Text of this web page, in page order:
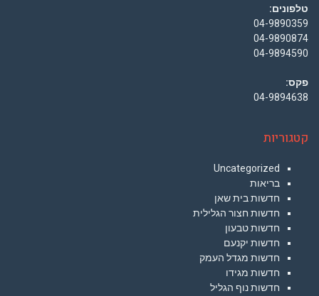
טלפונים:
04-9890359
04-9890874
04-9894590
פקס:
04-9894638
קטגוריות
Uncategorized
בריאות
חדשות בית שאן
חדשות חצור הגלילית
חדשות טבעון
חדשות יקנעם
חדשות מגדל העמק
חדשות מגידו
חדשות נוף הגליל